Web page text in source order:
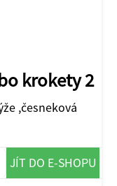
krokety 2
,česneková
JÍT DO E-SHOPU